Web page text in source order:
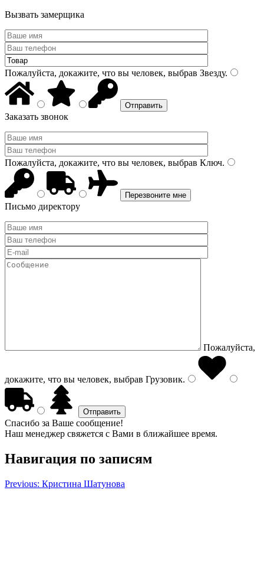
Вызвать замерщика
Пожалуйста, докажите, что вы человек, выбрав Звезду.
Заказать звонок
Пожалуйста, докажите, что вы человек, выбрав Ключ.
Письмо директору
Пожалуйста,
докажите, что вы человек, выбрав Грузовик.
Спасибо за Ваше сообщение!
Наш менеджер свяжется с Вами в ближайшее время.
Навигация по записям
Previous: Кристина Шатунова